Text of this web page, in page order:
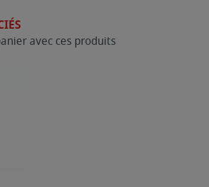
avec ces produits